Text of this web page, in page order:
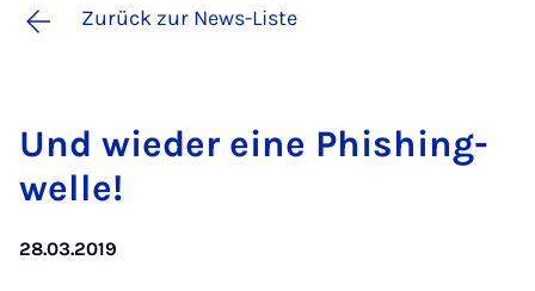
Zurück zur News-Liste
Und wie­der ei­ne Phi­shing­
wel­le!
28.03.2019